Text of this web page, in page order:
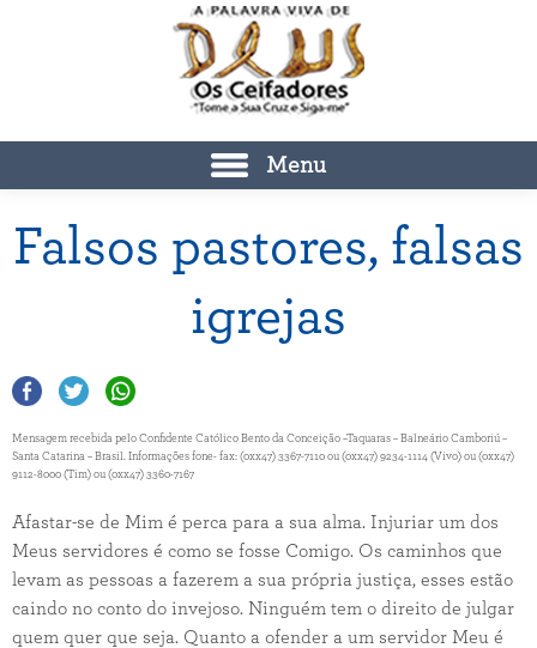
Menu
Falsos pastores, falsas
igrejas
Mensagem recebida pelo Confidente Católico Bento da Conceição –Taquaras – Balneário Camboriú –
Santa Catarina – Brasil. Informações fone- fax: (0xx47) 3367-7110 ou (0xx47) 9234-1114 (Vivo) ou (0xx47)
9112-8000 (Tim) ou (0xx47) 3360-7167
Afastar-se de Mim é perca para a sua alma. Injuriar um dos
Meus servidores é como se fosse Comigo. Os caminhos que
levam as pessoas a fazerem a sua própria justiça, esses estão
caindo no conto do invejoso. Ninguém tem o direito de julgar
quem quer que seja. Quanto a ofender a um servidor Meu é